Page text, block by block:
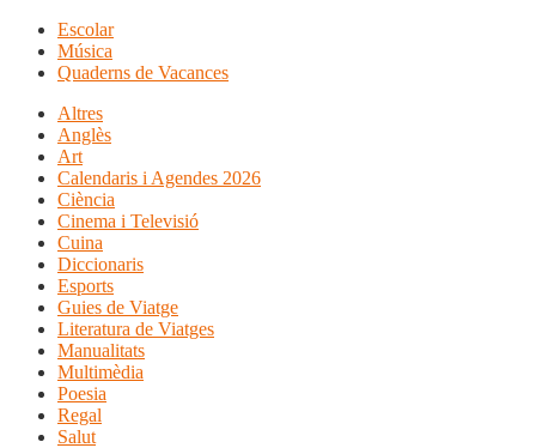
Escolar
Música
Quaderns de Vacances
Altres
Anglès
Art
Calendaris i Agendes 2026
Ciència
Cinema i Televisió
Cuina
Diccionaris
Esports
Guies de Viatge
Literatura de Viatges
Manualitats
Multimèdia
Poesia
Regal
Salut